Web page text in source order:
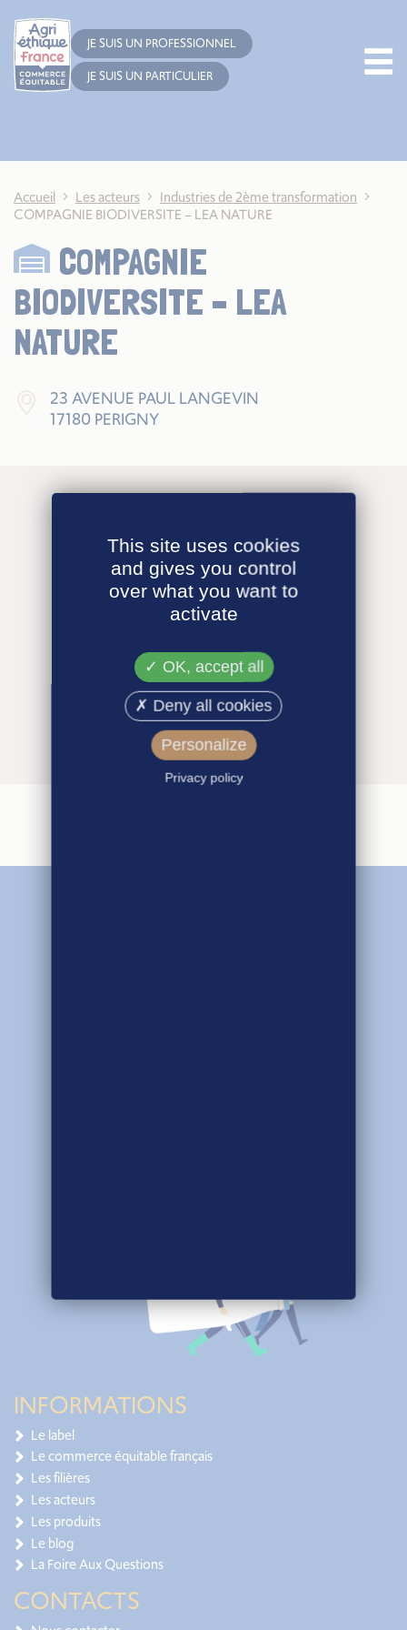
JE SUIS UN PROFESSIONNEL
JE SUIS UN PARTICULIER
Accueil Les acteurs
Industries de 2ème transformation
COMPAGNIE BIODIVERSITE – LEA NATURE
COMPAGNIE
BIODIVERSITE – LEA
NATURE
23 AVENUE PAUL LANGEVIN
17180 PERIGNY
INFORMATIONS
Le label
Le commerce équitable français
Les filières
Les acteurs
Les produits
Le blog
La Foire Aux Questions
CONTACTS
This site uses cookies
and gives you control
over what you want to
activate
OK, accept all
Deny all cookies
Personalize
Privacy policy